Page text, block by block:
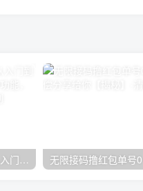
唐宇老师·短视频剪辑（从入门到精通），全面掌握剪辑各种功能，轻而易简剪出大片